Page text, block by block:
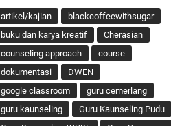
artikel/kajian
blackcoffeewithsugar
buku dan karya kreatif
Cherasian
counseling approach
course
dokumentasi
DWEN
google classroom
guru cemerlang
guru kaunseling
Guru Kaunseling Pudu